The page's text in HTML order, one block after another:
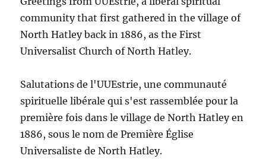
community that first gathered in the village of
North Hatley back in 1886, as the First
Universalist Church of North Hatley.
Salutations de l'UUEstrie, une communauté
spirituelle libérale qui s'est rassemblée pour la
première fois dans le village de North Hatley en
1886, sous le nom de Première Église
Universaliste de North Hatley.